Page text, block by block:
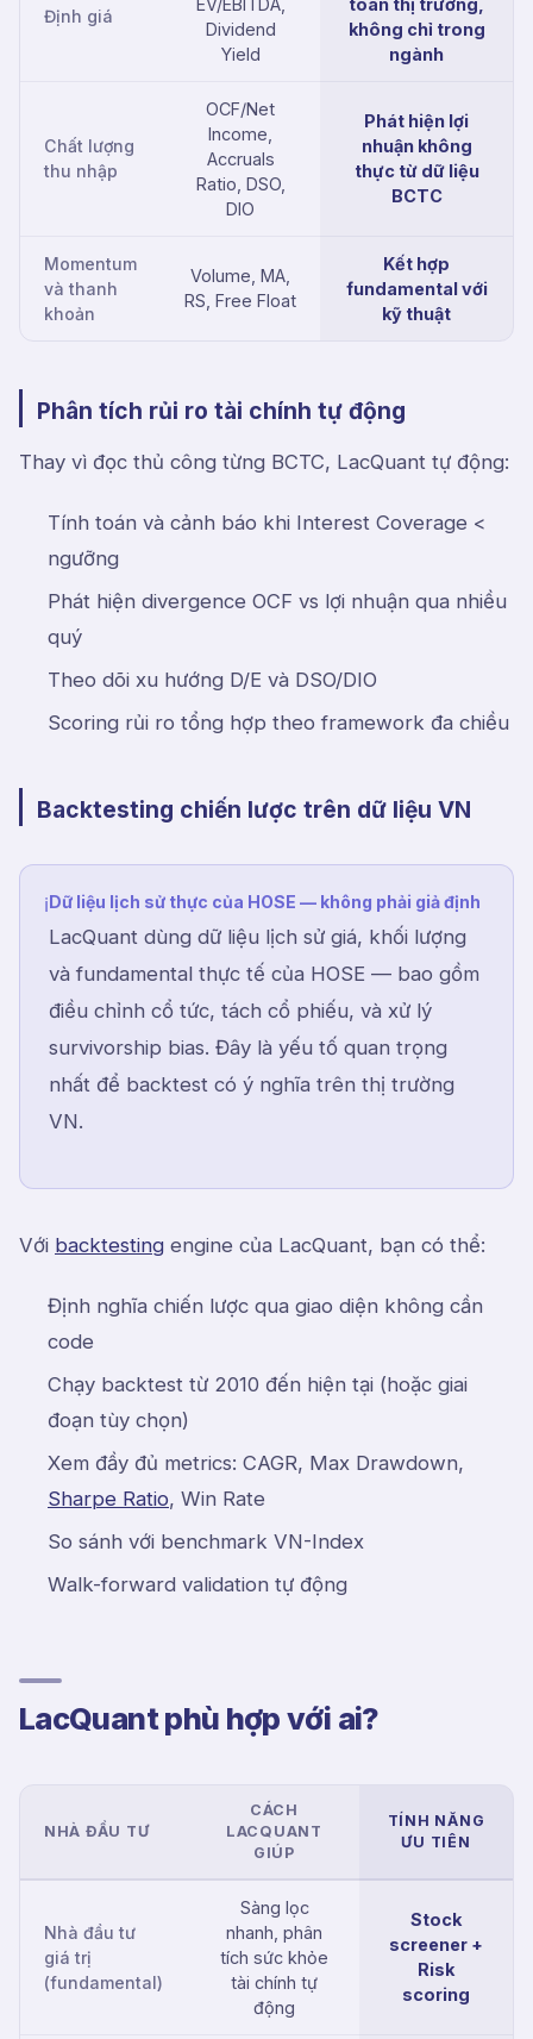
Định giá
EV/EBITDA,
Dividend
Yield
toàn thị trường,
không chỉ trong
ngành
Chất lượng
thu nhập
OCF/Net
Income,
Accruals
Ratio, DSO,
DIO
Phát hiện lợi
nhuận không
thực từ dữ liệu
BCTC
Momentum
và thanh
khoản
Volume, MA,
RS, Free Float
Kết hợp
fundamental với
kỹ thuật
Phân tích rủi ro tài chính tự động
Thay vì đọc thủ công từng BCTC, LacQuant tự động:
Tính toán và cảnh báo khi Interest Coverage <
ngưỡng
Phát hiện divergence OCF vs lợi nhuận qua nhiều
quý
Theo dõi xu hướng D/E và DSO/DIO
Scoring rủi ro tổng hợp theo framework đa chiều
Backtesting chiến lược trên dữ liệu VN
ℹDữ liệu lịch sử thực của HOSE — không phải giả định
LacQuant dùng dữ liệu lịch sử giá, khối lượng
và fundamental thực tế của HOSE — bao gồm
điều chỉnh cổ tức, tách cổ phiếu, và xử lý
survivorship bias. Đây là yếu tố quan trọng
nhất để backtest có ý nghĩa trên thị trường
VN.
Với backtesting engine của LacQuant, bạn có thể:
Định nghĩa chiến lược qua giao diện không cần
code
Chạy backtest từ 2010 đến hiện tại (hoặc giai
đoạn tùy chọn)
Xem đầy đủ metrics: CAGR, Max Drawdown,
Sharpe Ratio, Win Rate
So sánh với benchmark VN-Index
Walk-forward validation tự động
LacQuant phù hợp với ai?
NHÀ ĐẦU TƯ
CÁCH
LACQUANT
GIÚP
TÍNH NĂNG
ƯU TIÊN
Nhà đầu tư
giá trị
(fundamental)
Sàng lọc
nhanh, phân
tích sức khỏe
tài chính tự
động
Stock
screener +
Risk
scoring